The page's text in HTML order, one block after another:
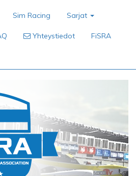
Sim Racing Sarjat
Yhteystiedot FiSRA